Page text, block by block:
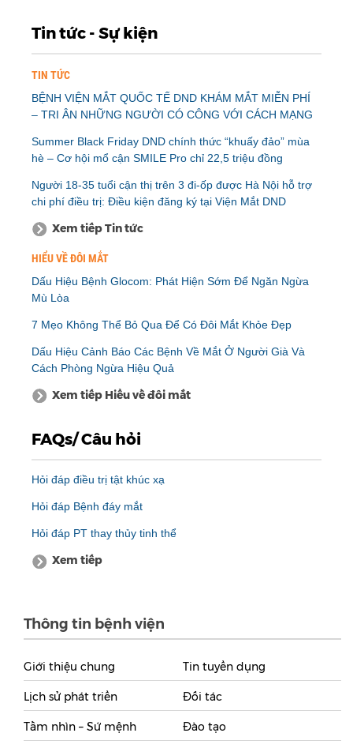
Tin tức - Sự kiện
TIN TỨC
BỆNH VIỆN MẮT QUỐC TẾ DND KHÁM MẮT MIỄN PHÍ
– TRI ÂN NHỮNG NGƯỜI CÓ CÔNG VỚI CÁCH MẠNG
Summer Black Friday DND chính thức “khuấy đảo” mùa
hè – Cơ hội mổ cận SMILE Pro chỉ 22,5 triệu đồng
Người 18-35 tuổi cận thị trên 3 đi-ốp được Hà Nội hỗ trợ
chi phí điều trị: Điều kiện đăng ký tại Viện Mắt DND
Xem tiếp Tin tức
HIỂU VỀ ĐÔI MẮT
Dấu Hiệu Bệnh Glocom: Phát Hiện Sớm Để Ngăn Ngừa
Mù Lòa
7 Mẹo Không Thể Bỏ Qua Để Có Đôi Mắt Khỏe Đẹp
Dấu Hiệu Cảnh Báo Các Bệnh Về Mắt Ở Người Già Và
Cách Phòng Ngừa Hiệu Quả
Xem tiếp Hiểu về đôi mắt
FAQs/ Câu hỏi
Hỏi đáp điều trị tật khúc xạ
Hỏi đáp Bệnh đáy mắt
Hỏi đáp PT thay thủy tinh thể
Xem tiếp
Thông tin bệnh viện
Giới thiệu chung
Lịch sử phát triển
Tầm nhìn – Sứ mệnh
Tin tuyển dụng
Đối tác
Đào tạo